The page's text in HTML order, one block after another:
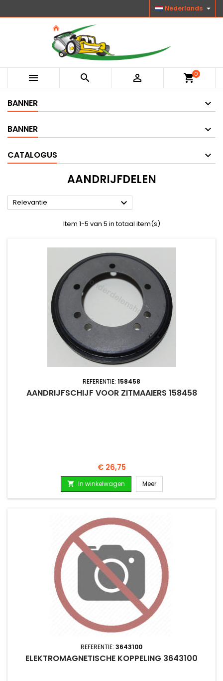
Nederlands 
   shopping_cart0
BANNER
BANNER
CATALOGUS
AANDRIJFDELEN
Relevantie 
Item 1-5 van 5 in totaal item(s)
REFERENTIE: 158458
AANDRIJFSCHIJF VOOR ZITMAAIERS 158458
Prijs
€ 26,75
 In winkelwagen Meer
REFERENTIE: 3643100
ELEKTROMAGNETISCHE KOPPELING 3643100